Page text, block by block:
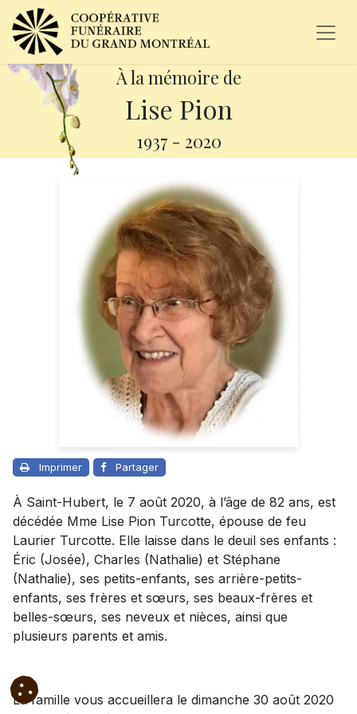
À la mémoire de
Lise Pion
1937 - 2020
Imprimer Partager
À Saint-Hubert, le 7 août 2020, à l’âge de 82 ans, est
décédée Mme Lise Pion Turcotte, épouse de feu
Laurier Turcotte. Elle laisse dans le deuil ses enfants :
Éric (Josée), Charles (Nathalie) et Stéphane
(Nathalie), ses petits-enfants, ses arrière-petits-
enfants, ses frères et sœurs, ses beaux-frères et
belles-sœurs, ses neveux et nièces, ainsi que
plusieurs parents et amis.
La famille vous accueillera le dimanche 30 août 2020